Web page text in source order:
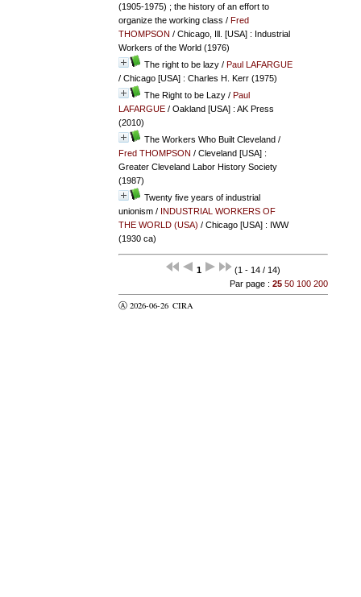
(1905-1975) ; the history of an effort to
organize the working class / Fred
THOMPSON / Chicago, Ill. [USA] : Industrial
Workers of the World (1976)
The right to be lazy/ Paul LAFARGUE
/ Chicago [USA] : Charles H. Kerr (1975)
The Right to be Lazy/ Paul
LAFARGUE/ Oakland [USA] : AK Press
(2010)
The Workers Who Built Cleveland/
Fred THOMPSON / Cleveland [USA] :
Greater Cleveland Labor History Society
(1987)
Twenty five years of industrial
unionism/ INDUSTRIAL WORKERS OF
THE WORLD (USA) / Chicago [USA] : IWW
(1930 ca)
1
(1 - 14 / 14)
Par page : 25 50 100 200
Ⓐ 2026-06-26 CIRA